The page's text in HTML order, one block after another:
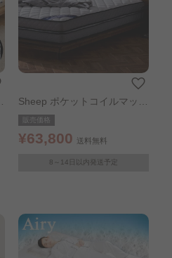
Sheep ポケットコイルマット
レス 超極厚30cm ホワイト
ダブル
販売価格
¥63,800 送料無料
8～14日以内発送予定